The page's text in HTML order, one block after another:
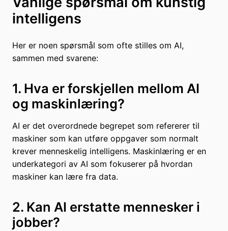
intelligens
Her er noen spørsmål som ofte stilles om AI,
sammen med svarene:
1. Hva er forskjellen mellom AI
og maskinlæring?
AI er det overordnede begrepet som refererer til
maskiner som kan utføre oppgaver som normalt
krever menneskelig intelligens. Maskinlæring er en
underkategori av AI som fokuserer på hvordan
maskiner kan lære fra data.
2. Kan AI erstatte mennesker i
jobber?